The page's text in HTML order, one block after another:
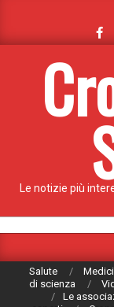
content
Le notizie più
Navigation
Salute
di scienza
Le